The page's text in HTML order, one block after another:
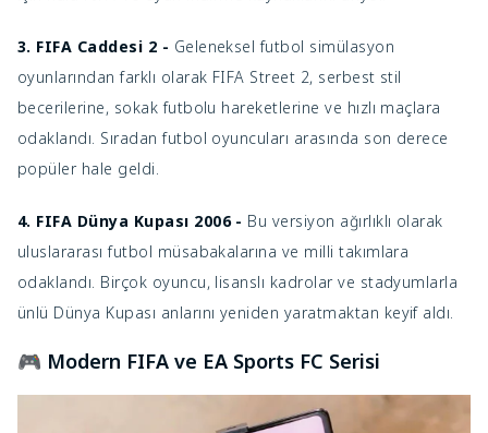
3. FIFA Caddesi 2 - Geleneksel futbol simülasyon
oyunlarından farklı olarak FIFA Street 2, serbest stil
becerilerine, sokak futbolu hareketlerine ve hızlı maçlara
odaklandı. Sıradan futbol oyuncuları arasında son derece
popüler hale geldi.
4. FIFA Dünya Kupası 2006 - Bu versiyon ağırlıklı olarak
uluslararası futbol müsabakalarına ve milli takımlara
odaklandı. Birçok oyuncu, lisanslı kadrolar ve stadyumlarla
ünlü Dünya Kupası anlarını yeniden yaratmaktan keyif aldı.
🎮 Modern FIFA ve EA Sports FC Serisi